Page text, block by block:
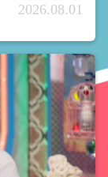
2026.08.01